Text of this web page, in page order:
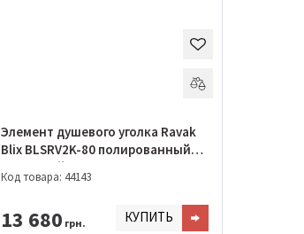
Элемент душевого уголка Ravak
Blix BLSRV2K-80 полированный
алюминий+transparent
Код товара: 44143
13 680 грн. КУПИТЬ